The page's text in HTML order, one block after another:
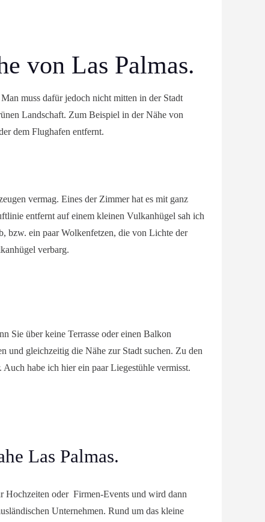
von Las Palmas.
muss dafür jedoch nicht mitten in der Stadt
Landschaft. Zum Beispiel in der Nähe von
dem Flughafen entfernt.
vermag. Eines der Zimmer hat es mit ganz
entfernt auf einem kleinen Vulkanhügel sah ich
bzw. ein paar Wolkenfetzen, die von Lichte der
verbarg.
Sie über keine Terrasse oder einen Balkon
und gleichzeitig die Nähe zur Stadt suchen. Zu den
habe ich hier ein paar Liegestühle vermisst.
Las Palmas.
Hochzeiten oder Firmen-Events und wird dann
Unternehmen. Rund um das kleine